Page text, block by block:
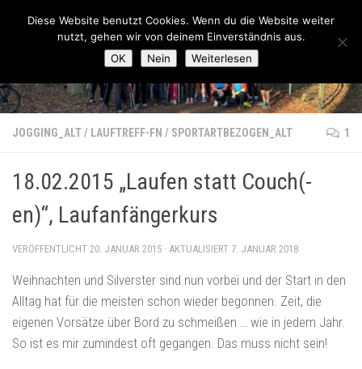
Zum Inhalt springen
Lauftreff-FN
JOGGING_ALT/ LAUFTREFF-FN / SPORTARTBEZOGEN_ALT 1
18.02.2015 „Laufen statt Couch(-
en)“, Laufanfängerkurs
VERÖFFENTLICHT 20. JANUAR 2015 · AKTUALISIERT 7. JANUAR 2018
Weihnachten und Silverster sind nun vorbei und der Start in den
Alltag hat für die meisten schon wieder begonnen. Zeit, die
eigenen Vorsätze über Bord zu schmeißen … wie in jedem Jahr.
So ist es mir zumindest oft gegangen. Das muss nicht sein!
Diese Website benutzt Cookies. Wenn du die Website weiter
nutzt, gehen wir von deinem Einverständnis aus.
OK
Nein Weiterlesen